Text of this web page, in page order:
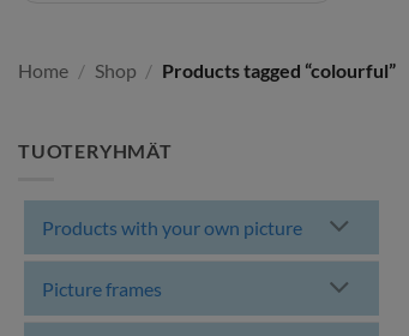
Home / Shop / Products tagged “colourful”
TUOTERYHMÄT
Products with your own picture
Picture frames